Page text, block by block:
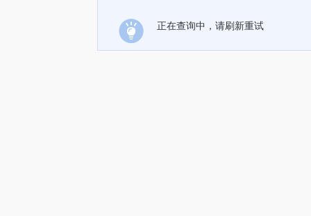
正在查询中，请刷新重试